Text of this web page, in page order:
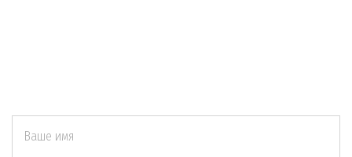
Ваше имя